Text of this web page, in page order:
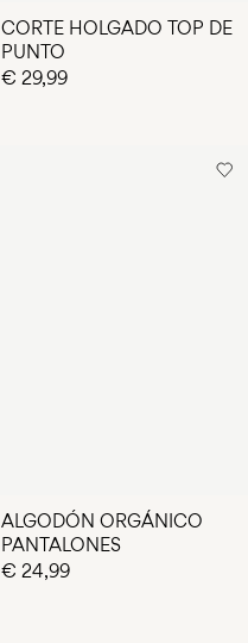
CORTE HOLGADO TOP DE
PUNTO
€ 29,99
ALGODÓN ORGÁNICO
PANTALONES
€ 24,99